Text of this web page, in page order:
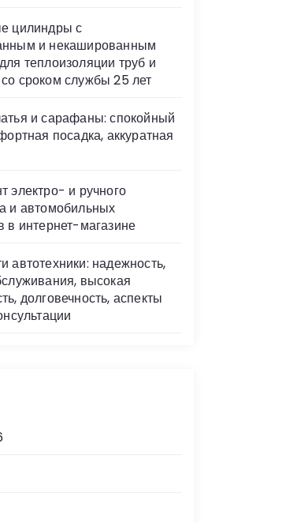
цилиндры с
и некашированным
теплоизоляции труб и
сроком службы 25 лет
и сарафаны: спокойный
посадка, аккуратная
электро- и ручного
и автомобильных
в интернет-магазине
автотехники: надежность,
высокая
долговечность, аспекты